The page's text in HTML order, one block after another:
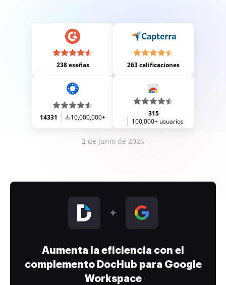
238 eseñas 263 calificaciones
14331 10,000,000+
315
100,000+ usuarios
2 de junio de 2026
Aumenta la eficiencia con el
complemento DocHub para Google
Workspace